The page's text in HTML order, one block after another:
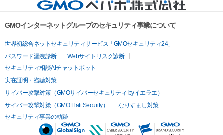
GMOインターネットグループのセキュリティ事業について
世界初総合ネットセキュリティサービス「GMOセキュリティ24」
パスワード漏洩診断
Webサイトリスク診断
セキュリティ相談AIチャットボット
実在証明・盗聴対策
サイバー攻撃対策（GMOサイバーセキュリティ byイエラエ）
サイバー攻撃対策（GMO Flatt Security）
なりすまし対策
セキュリティ事業の軌跡